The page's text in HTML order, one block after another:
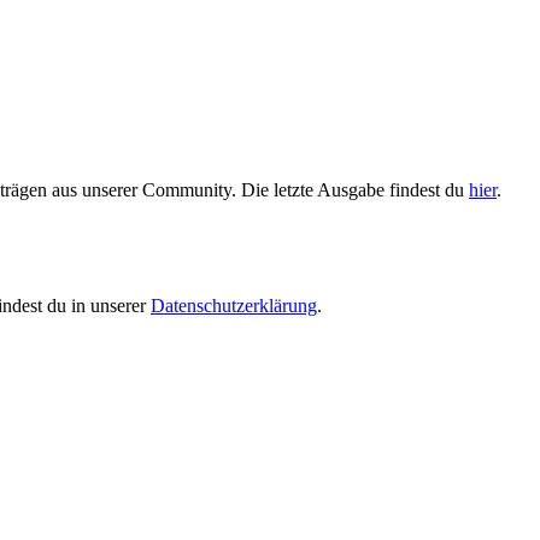
aus unserer Community. Die letzte Ausgabe findest du hier.
du in unsererDatenschutzerklärung.